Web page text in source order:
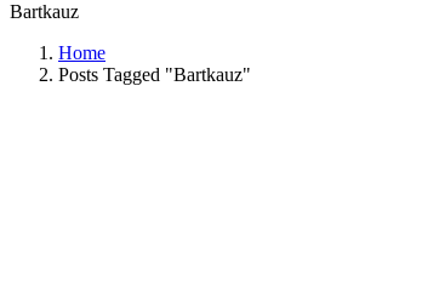
Bartkauz
Home
Posts Tagged "Bartkauz"